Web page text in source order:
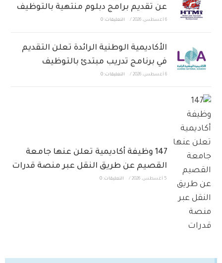
عن تقديم برامج دبلوم منتهية بالتوظيف
6 أغسطس، 2026 / التعليقات: 0
الأكاديمية الوطنية الرائدة تعلن التقديم
في برنامج تدريب مبتدئ بالتوظيف
6 أغسطس، 2026 / التعليقات: 0
147 وظيفة أكاديمية تعلن عنها جامعة
القصيم عن طريق النقل عبر منصة قدرات
5 أغسطس، 2026 / التعليقات: 0